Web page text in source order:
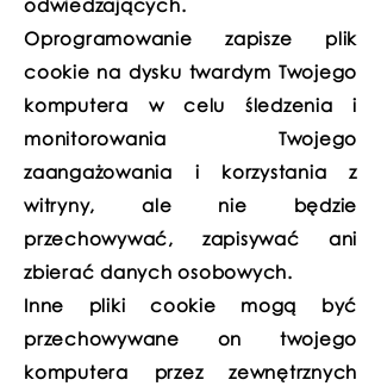
odwiedzających.
Oprogramowanie zapisze plik
cookie na dysku twardym Twojego
komputera w celu śledzenia i
monitorowania Twojego
zaangażowania i korzystania z
witryny, ale nie będzie
przechowywać, zapisywać ani
zbierać danych osobowych.
Inne pliki cookie mogą być
przechowywane on twojego
komputera przez zewnętrznych